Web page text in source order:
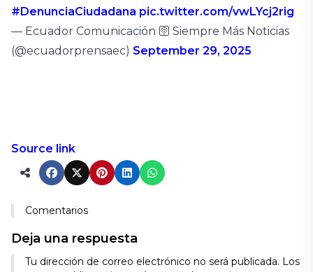
#DenunciaCiudadana pic.twitter.com/vwLYcj2rig
— Ecuador Comunicación 🛜 Siempre Más Noticias
(@ecuadorprensaec) September 29, 2025
Source link
Comentarios
Deja una respuesta
Tu dirección de correo electrónico no será publicada. Los